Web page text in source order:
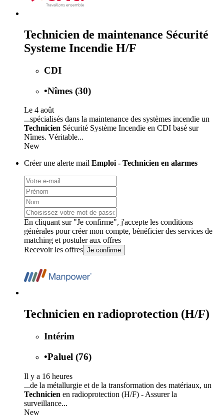
Technicien de maintenance Sécurité
Systeme Incendie H/F
CDI
•Nîmes (30)
Le 4 août
...spécialisés dans la maintenance des systèmes incendie un
Technicien Sécurité Système Incendie en CDI basé sur
Nîmes. Véritable...
New
Créer une alerte mail Emploi - Technicien en alarmes
En cliquant sur "Je confirme", j'accepte les conditions
générales pour créer mon compte, bénéficier des services de
matching et postuler aux offres
Recevoir les offres Je confirme
Technicien en radioprotection (H/F)
Intérim
•Paluel (76)
Il y a 16 heures
...de la métallurgie et de la transformation des matériaux, un
Technicien en radioprotection (H/F) - Assurer la
surveillance...
New